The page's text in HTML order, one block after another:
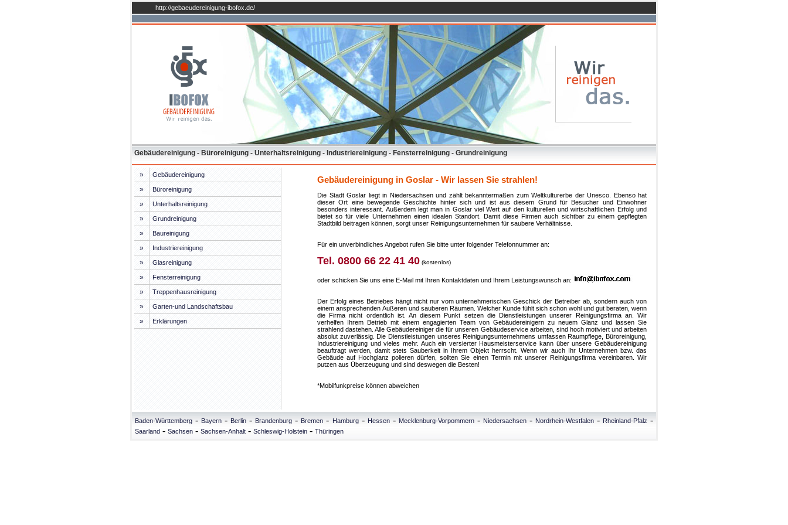
http://gebaeudereinigung-ibofox.de/
Gebäudereinigung - Büroreinigung - Unterhaltsreinigung - Industriereinigung - Fensterreinigung - Grundreinigung
» Gebäudereinigung
» Büroreinigung
» Unterhaltsreinigung
» Grundreinigung
» Baureinigung
» Industriereinigung
» Glasreinigung
» Fensterreinigung
» Treppenhausreinigung
» Garten-und Landschaftsbau
» Erklärungen
Gebäudereinigung in Goslar - Wir lassen Sie strahlen!
Die Stadt Goslar liegt in Niedersachsen und zählt bekanntermaßen zum Weltkulturerbe der Unesco. Ebenso hat
dieser Ort eine bewegende Geschichte hinter sich und ist aus diesem Grund für Besucher und Einwohner
besonders interessant. Außerdem legt man in Goslar viel Wert auf den kulturellen und wirtschaftlichen Erfolg und
bietet so für viele Unternehmen einen idealen Standort. Damit diese Firmen auch sichtbar zu einem gepflegten
Stadtbild beitragen können, sorgt unser Reinigungsunternehmen für saubere Verhältnisse.
Für ein unverbindliches Angebot rufen Sie bitte unter folgender Telefonnummer an:
Tel. 0800 66 22 41 40 (kostenlos)
oder schicken Sie uns eine E-Mail mit Ihren Kontaktdaten und Ihrem Leistungswunsch an:
Der Erfolg eines Betriebes hängt nicht nur vom unternehmerischen Geschick der Betreiber ab, sondern auch von
einem ansprechenden Äußeren und sauberen Räumen. Welcher Kunde fühlt sich schon wohl und gut beraten, wenn
die Firma nicht ordentlich ist. An diesem Punkt setzen die Dienstleistungen unserer Reinigungsfirma an. Wir
verhelfen Ihrem Betrieb mit einem engagierten Team von Gebäudereinigern zu neuem Glanz und lassen Sie
strahlend dastehen. Alle Gebäudereiniger die für unseren Gebäudeservice arbeiten, sind hoch motiviert und arbeiten
absolut zuverlässig. Die Dienstleistungen unseres Reinigungsunternehmens umfassen Raumpflege, Büroreinigung,
Industriereinigung und vieles mehr. Auch ein versierter Hausmeisterservice kann über unsere Gebäudereinigung
beauftragt werden, damit stets Sauberkeit in Ihrem Objekt herrscht. Wenn wir auch Ihr Unternehmen bzw. das
Gebäude auf Hochglanz polieren dürfen, sollten Sie einen Termin mit unserer Reinigungsfirma vereinbaren. Wir
putzen aus Überzeugung und sind deswegen die Besten!
*Mobilfunkpreise können abweichen
Baden-Württemberg - Bayern - Berlin - Brandenburg - Bremen - Hamburg- Hessen- Mecklenburg-Vorpommern- Niedersachsen- Nordrhein-Westfalen- Rheinland-Pfalz -
Saarland - Sachsen - Sachsen-Anhalt - Schleswig-Holstein - Thüringen